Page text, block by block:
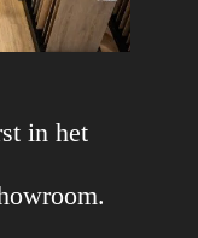
in het